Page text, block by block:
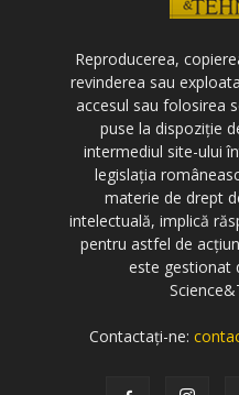
Reproducerea,
revinderea sau
accesul sau folosirea
puse la dispoziție
intermediul site-ului
legislația
materie de drept
intelectuală, implică
pentru astfel de
este gestionat
Contactați-ne: